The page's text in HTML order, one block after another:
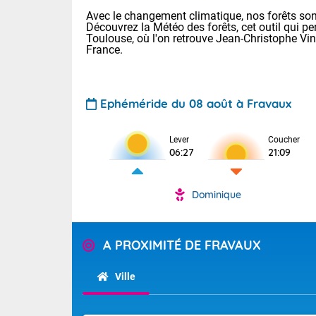
Avec le changement climatique, nos forêts
Découvrez la Météo des forêts, cet outil qui
Toulouse, où l'on retrouve Jean-Christophe
France.
Ephéméride du 08 août à Fravaux
Lever
06:27
Coucher
21:09
Dominique
A PROXIMITÉ DE FRAVAUX
Ville
Voici les
: 22/28 Paris
Clermont-Fd
Limoges :
Lille : 22/29
Très
(83), et